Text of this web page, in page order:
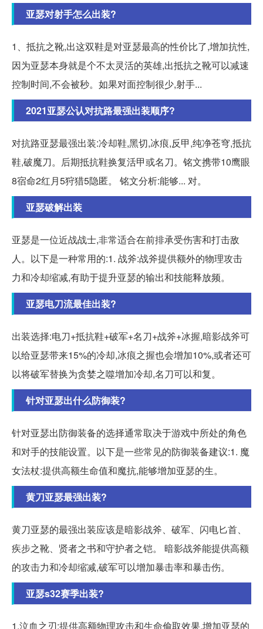
亚瑟对射手怎么出装?
1、抵抗之靴,出这双鞋是对亚瑟最高的性价比了,增加抗性,
因为亚瑟本身就是个不太灵活的英雄,出抵抗之靴可以减速
控制时间,不会被秒。如果对面控制很少,射手...
2021亚瑟公认对抗路最强出装顺序?
对抗路亚瑟最强出装:冷却鞋,黑切,冰痕,反甲,纯净苍穹,抵抗
鞋,破魔刀。后期抵抗鞋换复活甲或名刀。铭文携带10鹰眼
8宿命2红月5狩猎5隐匿。 铭文分析:能够... 对。
亚瑟破解出装
亚瑟是一位近战战士,非常适合在前排承受伤害和打击敌
人。以下是一种常用的:1. 战斧:战斧提供额外的物理攻击
力和冷却缩减,有助于提升亚瑟的输出和技能释放频。
亚瑟电刀流最佳出装?
出装选择:电刀+抵抗鞋+破军+名刀+战斧+冰握,暗影战斧可
以给亚瑟带来15%的冷却,冰痕之握也会增加10%,或者还可
以将破军替换为贪婪之噬增加冷却,名刀可以和复。
针对亚瑟出什么防御装?
针对亚瑟出防御装备的选择通常取决于游戏中所处的角色
和对手的技能设置。以下是一些常见的防御装备建议:1. 魔
女法杖:提供高额生命值和魔抗,能够增加亚瑟的生。
黄刀亚瑟最强出装?
黄刀亚瑟的最强出装应该是暗影战斧、破军、闪电匕首、
疾步之靴、贤者之书和守护者之铠。 暗影战斧能提供高额
的攻击力和冷却缩减,破军可以增加暴击率和暴击伤。
亚瑟s32赛季出装?
1.泣血之刃:提供高额物理攻击和生命偷取效果,增加亚瑟的